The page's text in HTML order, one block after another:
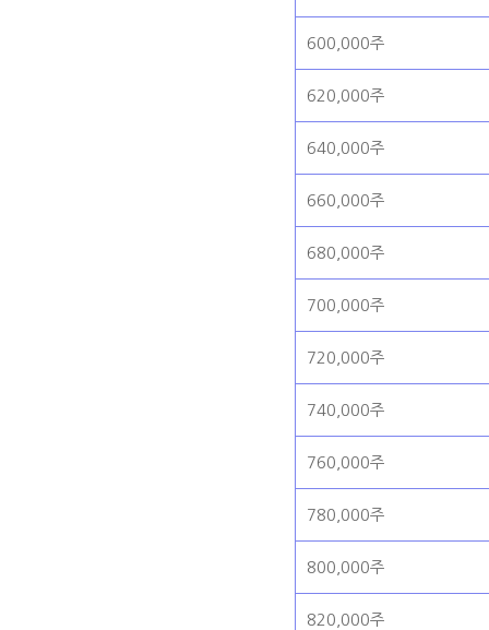
600,000주
620,000주
640,000주
660,000주
680,000주
700,000주
720,000주
740,000주
760,000주
780,000주
800,000주
820,000주